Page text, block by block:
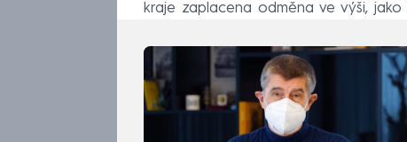
kraje zaplacena odměna ve výši, jako